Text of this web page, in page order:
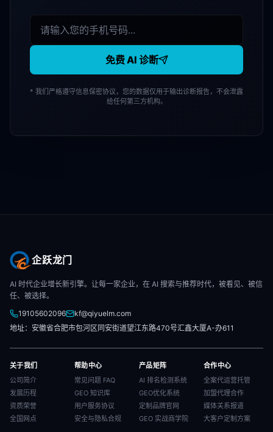
免费 AI 诊断
* 我们严格遵守信息保密协议，您的数据仅用于输出诊断报告，不会泄露
给任何第三方机构。
企跃龙门
AI 时代企业增长新引擎。让每一家企业，在 AI 搜索与推荐时代，被看见、被信
任、被选择。
19105602096
kf@qiyuelm.com
地址：安徽省合肥市包河区同安街道望江东路470号汇鑫大厦A-办611
关于我们
公司简介
发展历程
资质荣誉
全国网点
帮助中心
常见问题 FAQ
GEO 知识库
用户服务协议
安全与隐私合规
产品矩阵
AI 排名检测系统
GEO优化系统
定制品牌官网
GEO 实战商学院
合作中心
全案代运营托管
加盟代理合作
媒体关系报道
大客户定制方案